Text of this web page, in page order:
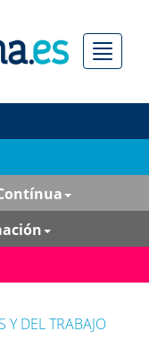
Menú
Y DEL TRABAJO